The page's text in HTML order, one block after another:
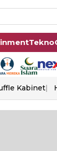
Tekno
Kabinet